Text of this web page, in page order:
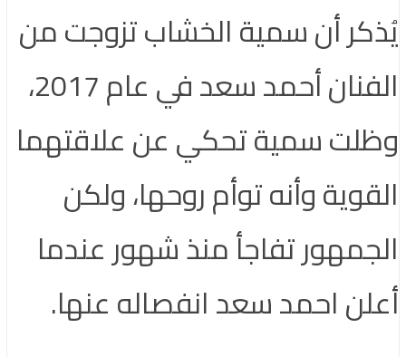
يُذكر أن سمية الخشاب تزوجت من
الفنان أحمد سعد في عام 2017،
وظلت سمية تحكي عن علاقتهما
القوية وأنه توأم روحها، ولكن
الجمهور تفاجأ منذ شهور عندما
أعلن احمد سعد انفصاله عنها.